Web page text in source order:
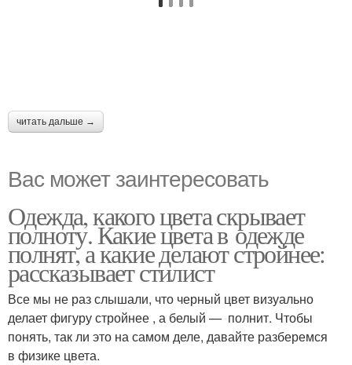
читать дальше →
Вас может заинтересовать
Одежда, какого цвета скрывает
полноту. Какие цвета в одежде
полнят, а какие делают стройнее:
рассказывает стилист
Все мы не раз слышали, что черный цвет визуально
делает фигуру стройнее , а белый — полнит. Чтобы
понять, так ли это на самом деле, давайте разберемся
в физике цвета.